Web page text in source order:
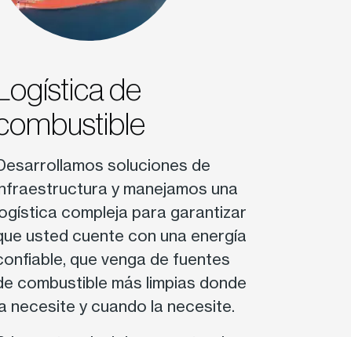
de
soluciones de
y manejamos una
compleja para garantizar
usted cuente con una energía
que venga de fuentes
combustible más limpias donde
necesite y cuando la necesite.